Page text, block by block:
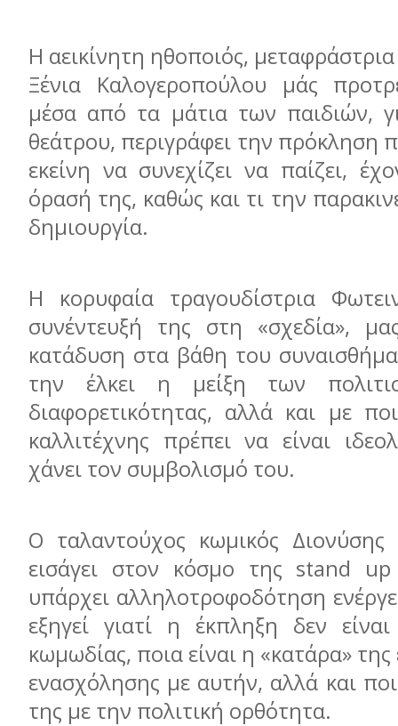
Η αεικίνητη ηθοποιός,
Ξένια Καλογεροπούλου μάς
μέσα από τα μάτια των παιδιών,
θεάτρου, περιγράφει την πρόκληση
εκείνη να συνεχίζει να παίζει,
όρασή της, καθώς και τι την
δημιουργία.
Η κορυφαία τραγουδίστρια
συνέντευξή της στη «σχεδία»,
κατάδυση στα βάθη του
την έλκει η μείξη των
διαφορετικότητας, αλλά και με
καλλιτέχνης πρέπει να είναι
χάνει τον συμβολισμό του.
Ο ταλαντούχος κωμικός Διονύσης
εισάγει στον κόσμο της stand
υπάρχει αλληλοτροφοδότηση
εξηγεί γιατί η έκπληξη δεν
κωμωδίας, ποια είναι η «κατάρα»
ενασχόλησης με αυτήν, αλλά και
της με την πολιτική ορθότητα.